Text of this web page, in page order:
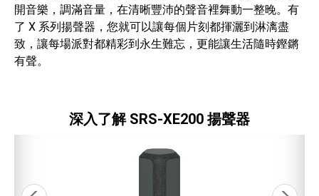
開音樂，調滿音量，在清晰豐沛的聲音裡舞動一整晚。有
了 X 系列揚聲器，您就可以讓每個片刻都揮灑到淋漓盡
致，讓每場派對都精彩到永生難忘，更能讓生活隨時鏗鏘
有聲。
深入了解 SRS-XE200 揚聲器